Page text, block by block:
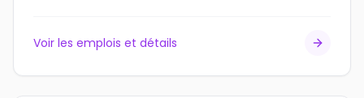
Voir les emplois et détails